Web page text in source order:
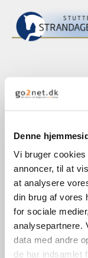
Denne
Vi bruger
annoncer, til at
at analysere
din brug af vores
for sociale
analysepartnere.
data med andre
de har indsamlet
Shania